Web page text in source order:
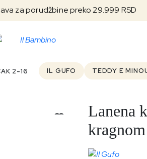
za porudžbine preko 29.999 RSD
2-16 IL GUFO TEDDY E
Lanena
kragnom